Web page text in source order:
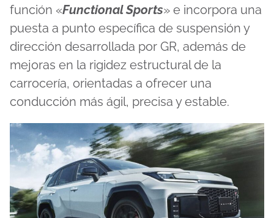
función «Functional Sports» e incorpora una
puesta a punto específica de suspensión y
dirección desarrollada por GR, además de
mejoras en la rigidez estructural de la
carrocería, orientadas a ofrecer una
conducción más ágil, precisa y estable.